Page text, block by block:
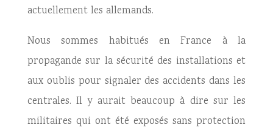
actuellement les allemands.
Nous sommes habitués en France à la
propagande sur la sécurité des installations et
aux oublis pour signaler des accidents dans les
centrales. Il y aurait beaucoup à dire sur les
militaires qui ont été exposés sans protection